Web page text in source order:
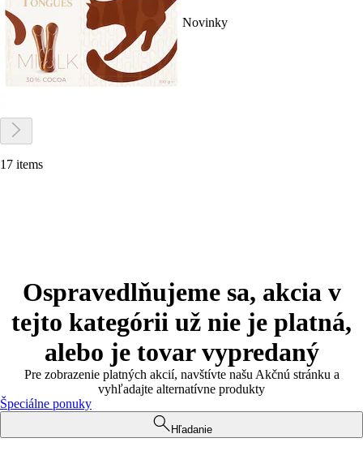
Novinky
17 items
Ospravedlňujeme sa, akcia v
tejto kategórii už nie je platná,
alebo je tovar vypredaný
Pre zobrazenie platných akcií, navštívte našu Akčnú stránku a
vyhľadajte alternatívne produkty
Špeciálne ponuky
Hľadanie